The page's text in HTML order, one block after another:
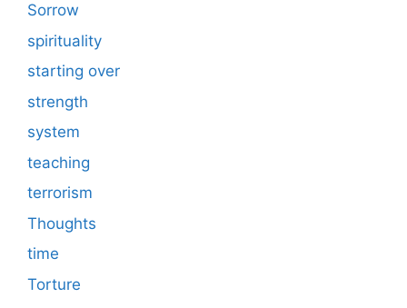
Sorrow
spirituality
starting over
strength
system
teaching
terrorism
Thoughts
time
Torture